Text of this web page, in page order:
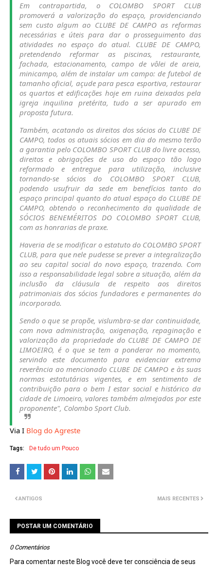
Em contrapartida, o COLOMBO SPORT CLUB
promoverá a valorização do espaço, providenciando
sem custo algum ao CLUBE DE CAMPO as reformas
necessárias e úteis para dar o prosseguimento das
atividades no espaço do atual. CLUBE DE CAMPO,
pretendendo reformar as piscinas, restaurante,
fachada, estacionamento, campo de vôlei de areia,
minicampo, além de instalar um campo: de futebol de
tamanho oficial, açude para pesca esportiva, restaurar
os quartos et edificações hoje em ruina deixados pela
igreja inquilina pretérita, tudo a ser apurado em
proposta futura.
Também, acatando os direitos dos sócios do CLUBE DE
CAMPO, todos os atuais sócios em dia do mesmo terão
a garantia pelo COLOMBO SPORT CLUB do livre acesso,
direitos e obrigações de uso do espaço tão logo
reformado e entregue para utilização, inclusive
tornando-se sócios do COLOMBO SPORT CLUB,
podendo usufruir da sede em benefícios tanto do
espaço principal quanto do atual espaço do CLUBE DE
CAMPO, obtendo o reconhecimento da qualidade de
SÓCIOS BENEMÉRITOS DO COLOMBO SPORT CLUB,
com as honrarias de praxe.
Haveria de se modificar o estatuto do COLOMBO SPORT
CLUB, para que nele pudesse se prever a integralização
ao seu capital social do novo espaço, trazendo. Com
isso a responsabilidade legal sobre a situação, além da
inclusão da cláusula de respeito aos direitos
patrimoniais dos sócios fundadores e permanentes do
incorporado.
Sendo o que se propõe, vislumbra-se dar continuidade,
com nova administração, oxigenação, repaginação e
valorização da propriedade do CLUBE DE CAMPO DE
LIMOEIRO, é o que se tem a ponderar no momento,
servindo este documento para evidenciar extrema
reverência ao mencionado CLUBE DE CAMPO e às suas
normas estatutárias vigentes, e em sentimento de
contribuição para o bem I estar social e histórico da
cidade de Limoeiro, valores também almejados por este
proponente", Colombo Sport Club.
Via I Blog do Agreste
Tags: De tudo um Pouco
MAIS RECENTES
ANTIGOS
POSTAR UM COMENTÁRIO
0 Comentários
Para comentar neste Blog você deve ter consciência de seus